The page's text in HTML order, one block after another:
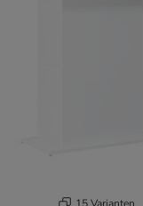
15 Varianten